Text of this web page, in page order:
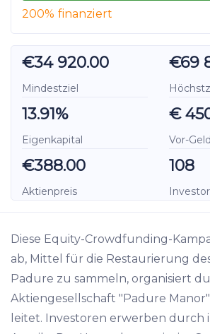
200% finanziert
€34 920.00
Mindestziel
€69
13.91%
Eigenkapital
€
Vor-
€388.00
Aktienpreis
108
Diese Equity-Crowdfunding-
ab, Mittel für die Restaurierung
Padure zu sammeln, organisiert
Aktiengesellschaft "Padure
leitet. Investoren erwerben durch